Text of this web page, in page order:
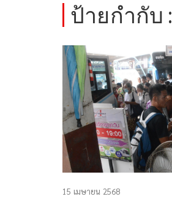
ป้ายกำกับ :
15 เมษายน 2568